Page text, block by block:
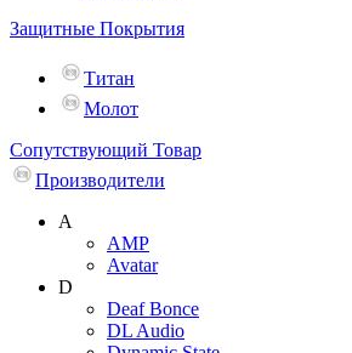
Защитные Покрытия
Титан
Молот
Сопутствующий Товар
Производители
A
AMP
Avatar
D
Deaf Bonce
DL Audio